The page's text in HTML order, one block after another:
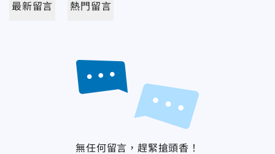
最新留言 熱門留言
無任何留言，趕緊搶頭香！